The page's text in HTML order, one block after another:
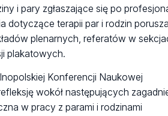
i pary zgłaszające się po
dotyczące terapii par i rodzin
plenarnych, referatów w
plakatowych.
Konferencji Naukowej
wokół następujących
w pracy z parami i rodzinami